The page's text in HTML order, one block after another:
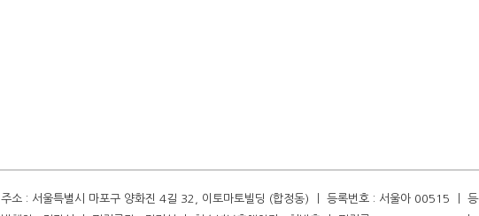
주소 : 서울특별시 마포구 양화진 4길 32, 이토마토빌딩 (합정동) ㅣ 등록번호 : 서울아 00515 ㅣ